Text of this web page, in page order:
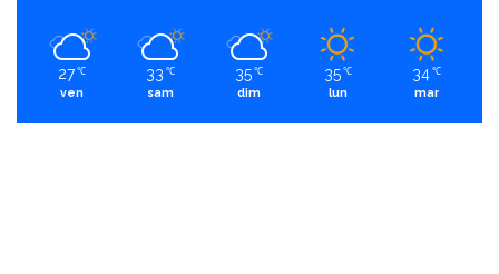
27 ℃
ven
33 ℃
sam
35 ℃
dim
35 ℃
lun
34 ℃
mar